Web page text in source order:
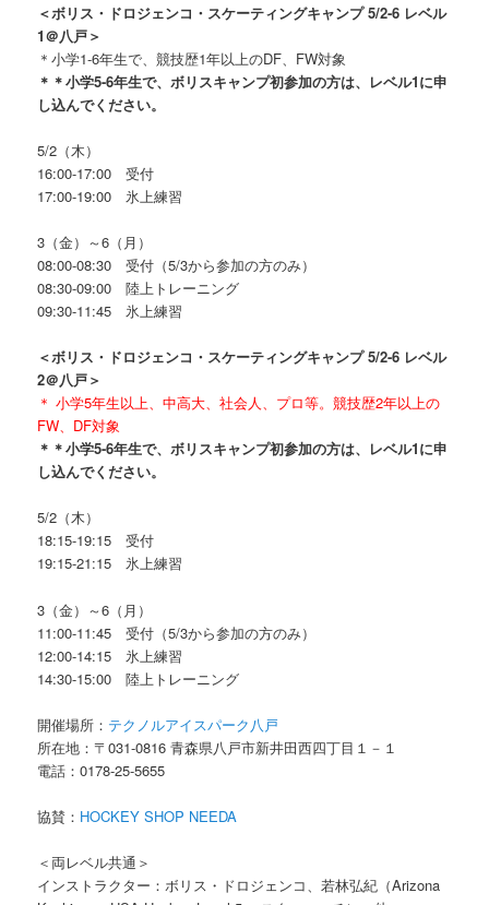
＜ボリス・ドロジェンコ・スケーティングキャンプ 5/2-6 レベル
1＠八戸＞
＊小学1-6年生で、競技歴1年以上のDF、FW対象
＊＊小学5-6年生で、ボリスキャンプ初参加の方は、レベル1に申
し込んでください。
5/2（木）
16:00-17:00 受付
17:00-19:00 氷上練習
3（金）～6（月）
08:00-08:30 受付（5/3から参加の方のみ）
08:30-09:00 陸上トレーニング
09:30-11:45 氷上練習
＜ボリス・ドロジェンコ・スケーティングキャンプ 5/2-6 レベル
2＠八戸＞
＊ 小学5年生以上、中高大、社会人、プロ等。競技歴2年以上の
FW、DF対象
＊＊小学5-6年生で、ボリスキャンプ初参加の方は、レベル1に申
し込んでください。
5/2（木）
18:15-19:15 受付
19:15-21:15 氷上練習
3（金）～6（月）
11:00-11:45 受付（5/3から参加の方のみ）
12:00-14:15 氷上練習
14:30-15:00 陸上トレーニング
開催場所： テクノルアイスパーク八戸
所在地：〒031-0816 青森県八戸市新井田西四丁目１－１
電話：0178-25-5655
協賛： HOCKEY SHOP NEEDA
＜両レベル共通＞
インストラクター：ボリス・ドロジェンコ、若林弘紀（Arizona